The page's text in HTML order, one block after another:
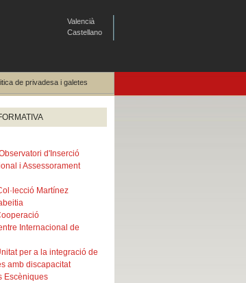
Valencià
Castellano
de privadesa i galetes
d'Inserció
i Assessorament
Martínez
Internacional de
per a la integració de
amb discapacitat
Escèniques